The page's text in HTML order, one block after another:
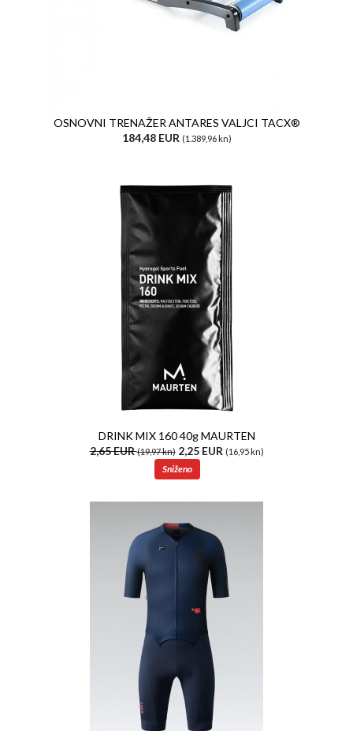
OSNOVNI TRENAŽER ANTARES VALJCI TACX®
184,48 EUR (1.389,96 kn)
DRINK MIX 160 40g MAURTEN
2,65 EUR(19,97 kn)2,25 EUR (16,95 kn)
Sniženo